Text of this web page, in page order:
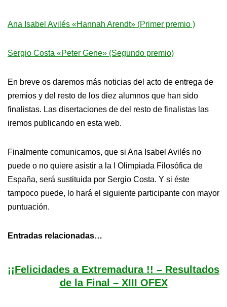
Ana Isabel Avilés «Hannah Arendt» (Primer premio )
Sergio Costa «Peter Gene» (Segundo premio)
En breve os daremos más noticias del acto de entrega de
premios y del resto de los diez alumnos que han sido
finalistas. Las disertaciones de del resto de finalistas las
iremos publicando en esta web.
Finalmente comunicamos, que si Ana Isabel Avilés no
puede o no quiere asistir a la I Olimpiada Filosófica de
España, será sustituida por Sergio Costa. Y si éste
tampoco puede, lo hará el siguiente participante con mayor
puntuación.
Entradas relacionadas…
¡¡Felicidades a Extremadura !! – Resultados
de la Final – XIII OFEX